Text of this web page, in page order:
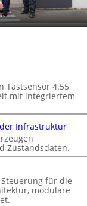
Tastsensor 4.55
mit integriertem
Infrastruktur
Zustandsdaten.
für die
modulare